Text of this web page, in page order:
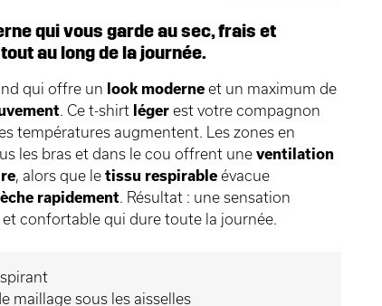
qui vous garde au sec, frais et
au long de la journée.
qui offre un look moderne et un maximum de
. Ce t-shirt léger est votre compagnon
températures augmentent. Les zones en
les bras et dans le cou offrent uneventilation
, alors que letissu respirableévacue
rapidement. Résultat : une sensation
confortable qui dure toute la journée.
maillage sous les aisselles